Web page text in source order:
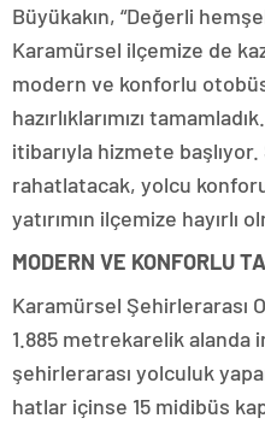
Büyükakın, “Değerli
Karamürsel ilçemize de
modern ve konforlu
hazırlıklarımızı
itibarıyla hizmete
rahatlatacak, yolcu
yatırımın ilçemize hayırlı
MODERN VE KONFORLU
Karamürsel Şehirlerarası
1.885 metrekarelik alanda
şehirlerarası yolculuk
hatlar içinse 15 midibüs